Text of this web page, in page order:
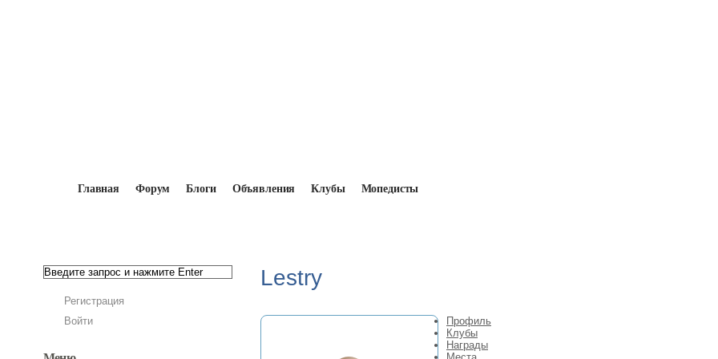
Главная Форум Блоги Объявления Клубы Мопедисты
Регистрация
Войти
Lestry
Профиль
Клубы
Награды